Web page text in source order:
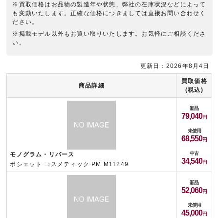
※買取価格はお品物の製造年や状態、弊社の在庫状況などによって
も変動いたします。正確な価格につきましては直接お問い合わせく
ださい。
※掲載モデル以外もお買い取りいたします。お気軽にご相談くださ
い。
商品詳細
買取価格
(税込)
モノグラム・リバース
ポシェット コスメティック PM M11249
新品
79,040
未使用
68,550
中古
34,540
新品
52,060
未使用
45,000
更新日：2026年8月4日